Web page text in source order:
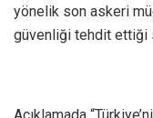
yönelik son askeri
güvenliği tehdit ettiği